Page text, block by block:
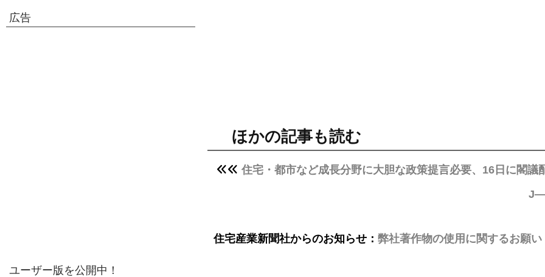
ほかの記事も読む
住宅・都市など成長分野に大胆な政策提言必要、16日に閣議
住宅産業新聞社からのお知らせ： 弊社著作物の使用に関するお願い
広告
ユーザー版を公開中！